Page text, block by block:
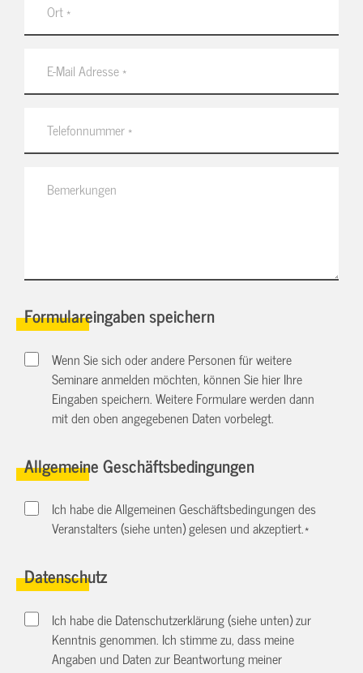
Formulareingaben speichern
Wenn Sie sich oder andere Personen für weitere
Seminare anmelden möchten, können Sie hier Ihre
Eingaben speichern. Weitere Formulare werden dann
mit den oben angegebenen Daten vorbelegt.
Allgemeine Geschäftsbedingungen
Ich habe die Allgemeinen Geschäftsbedingungen des
Veranstalters (siehe unten) gelesen und akzeptiert.*
Datenschutz
Ich habe die Datenschutzerklärung (siehe unten) zur
Kenntnis genommen. Ich stimme zu, dass meine
Angaben und Daten zur Beantwortung meiner